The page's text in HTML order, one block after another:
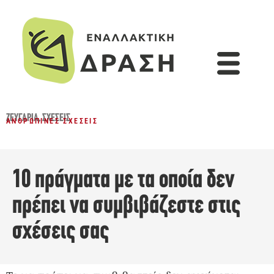
ΖΕΥΓΆΡΙΑ,ΣΧΈΣΕΙΣ
ΑΝΘΡΏΠΙΝΕΣ ΣΧΈΣΕΙΣ
10 πράγματα με τα οποία δεν
πρέπει να συμβιβάζεστε στις
σχέσεις σας